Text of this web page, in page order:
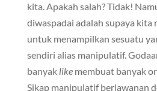
kita. Apakah salah? Tidak!
diwaspadai adalah supaya kita
untuk menampilkan sesuatu
sendiri alias manipulatif.
banyak like membuat banyak
Sikap manipulatif berlawanan